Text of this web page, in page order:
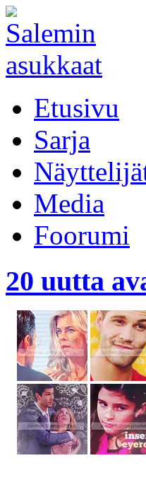
Etusivu
Sarja
Media
Foorumi
20 uutta